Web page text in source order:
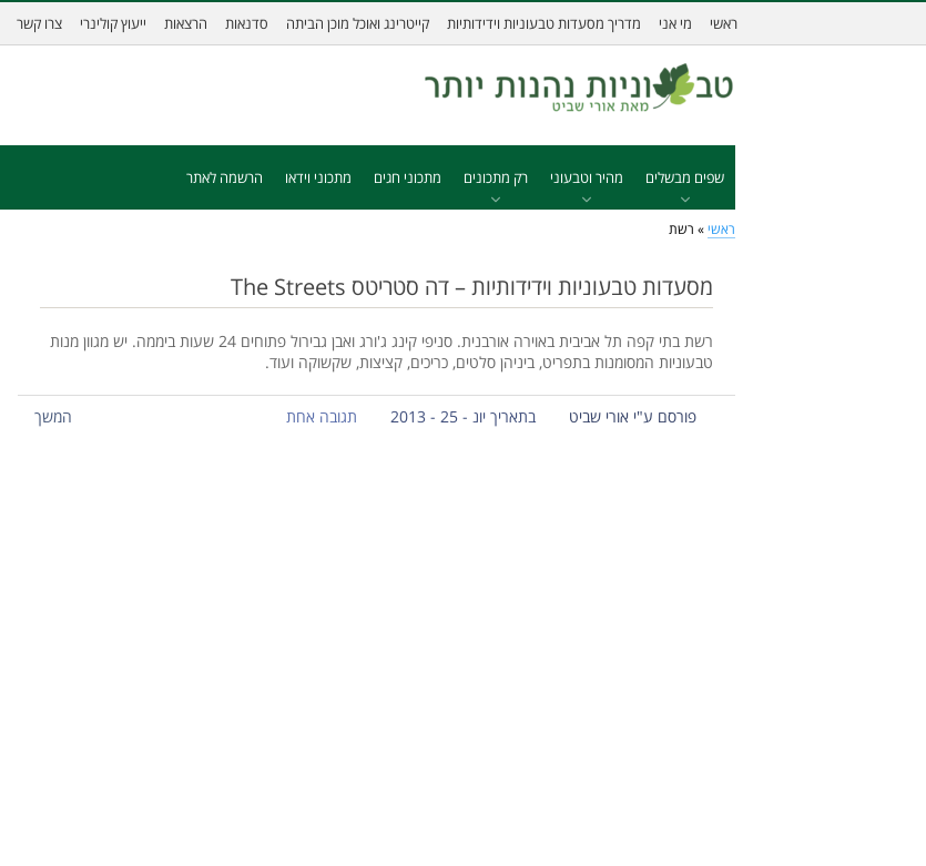
ראשי מי אני מדריך מסעדות טבעוניות וידידותיות קייטרינג ואוכל מוכן הביתה סדנאות הרצאות ייעוץ קולינרי צרו קשר
שפים מבשלים מהיר וטבעוני רק מתכונים מתכוני חגים מתכוני וידאו הרשמה לאתר
ראשי » רשת
מסעדות טבעוניות וידידותיות – דה סטריטס The Streets
רשת בתי קפה תל אביבית באוירה אורבנית. סניפי קינג ג'ורג ואבן גבירול פתוחים 24 שעות ביממה. יש מגוון מנות
טבעוניות המסומנות בתפריט, ביניהן סלטים, כריכים, קציצות, שקשוקה ועוד.
פורסם ע"י אורי שביט בתאריך יונ - 25 - 2013 תגובה אחת המשך